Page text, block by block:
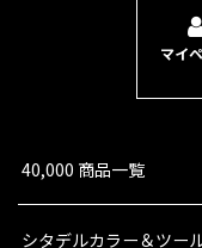
マイ
40,000 商品一覧
シタデルカラー＆ツー